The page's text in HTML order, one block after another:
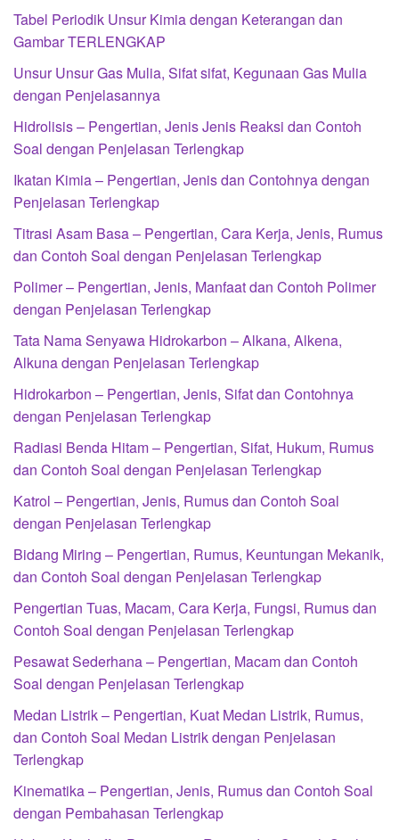
Tabel Periodik Unsur Kimia dengan Keterangan dan
Gambar TERLENGKAP
Unsur Unsur Gas Mulia, Sifat sifat, Kegunaan Gas Mulia
dengan Penjelasannya
Hidrolisis – Pengertian, Jenis Jenis Reaksi dan Contoh
Soal dengan Penjelasan Terlengkap
Ikatan Kimia – Pengertian, Jenis dan Contohnya dengan
Penjelasan Terlengkap
Titrasi Asam Basa – Pengertian, Cara Kerja, Jenis, Rumus
dan Contoh Soal dengan Penjelasan Terlengkap
Polimer – Pengertian, Jenis, Manfaat dan Contoh Polimer
dengan Penjelasan Terlengkap
Tata Nama Senyawa Hidrokarbon – Alkana, Alkena,
Alkuna dengan Penjelasan Terlengkap
Hidrokarbon – Pengertian, Jenis, Sifat dan Contohnya
dengan Penjelasan Terlengkap
Radiasi Benda Hitam – Pengertian, Sifat, Hukum, Rumus
dan Contoh Soal dengan Penjelasan Terlengkap
Katrol – Pengertian, Jenis, Rumus dan Contoh Soal
dengan Penjelasan Terlengkap
Bidang Miring – Pengertian, Rumus, Keuntungan Mekanik,
dan Contoh Soal dengan Penjelasan Terlengkap
Pengertian Tuas, Macam, Cara Kerja, Fungsi, Rumus dan
Contoh Soal dengan Penjelasan Terlengkap
Pesawat Sederhana – Pengertian, Macam dan Contoh
Soal dengan Penjelasan Terlengkap
Medan Listrik – Pengertian, Kuat Medan Listrik, Rumus,
dan Contoh Soal Medan Listrik dengan Penjelasan
Terlengkap
Kinematika – Pengertian, Jenis, Rumus dan Contoh Soal
dengan Pembahasan Terlengkap